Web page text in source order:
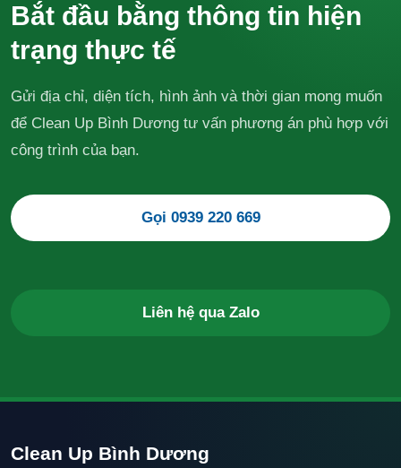
Bắt đầu bằng thông tin hiện
trạng thực tế
Gửi địa chỉ, diện tích, hình ảnh và thời gian mong muốn
để Clean Up Bình Dương tư vấn phương án phù hợp với
công trình của bạn.
Gọi 0939 220 669
Liên hệ qua Zalo
Clean Up Bình Dương